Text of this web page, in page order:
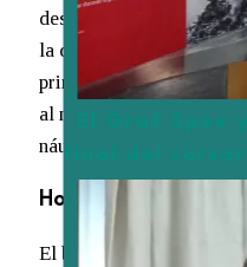
El Graf Spee
final del
desde su botadura en
la destreza y la
primera vez que llega a
al mundo. El buque ha
náuticas, lo que equivale
Horarios de visita
El buque escuela podrá